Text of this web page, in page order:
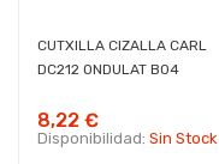
CUTXILLA CIZALLA CARL
DC212 ONDULAT B04
8,22 €
Disponibilidad: Sin Stock